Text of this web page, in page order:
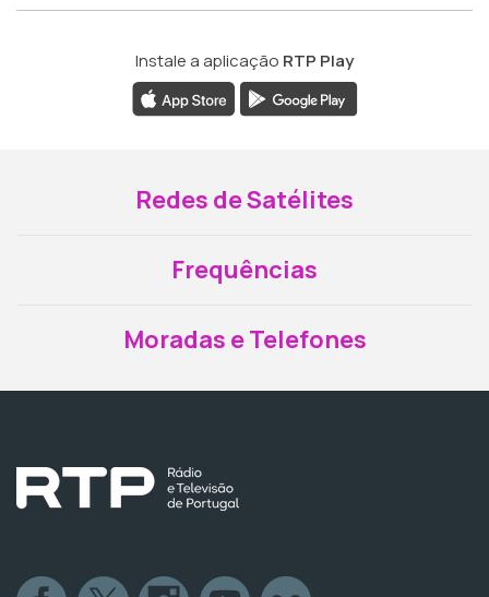
Instale a aplicação RTP Play
Redes de Satélites
Frequências
Moradas e Telefones